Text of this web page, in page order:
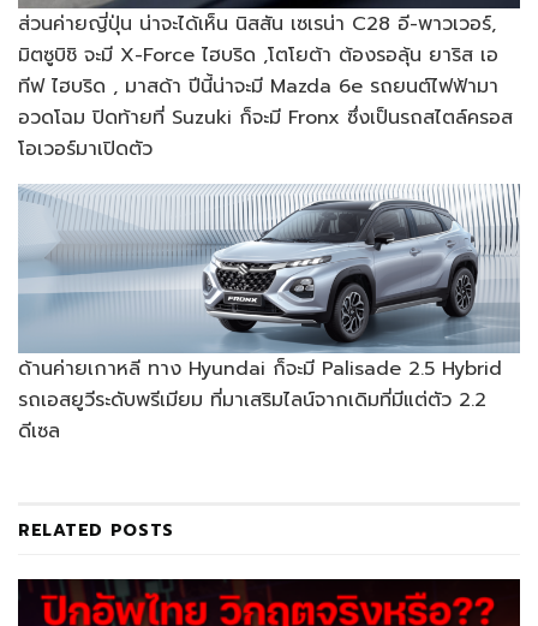
ส่วนค่ายญี่ปุ่น น่าจะได้เห็น นิสสัน เซเรน่า C28 อี-พาวเวอร์,
มิตซูบิชิ จะมี X-Force ไฮบริด ,โตโยต้า ต้องรอลุ้น ยาริส เอ
ทีฟ ไฮบริด , มาสด้า ปีนี้น่าจะมี Mazda 6e รถยนต์ไฟฟ้ามา
อวดโฉม ปิดท้ายที่ Suzuki ก็จะมี Fronx ซึ่งเป็นรถสไตล์ครอส
โอเวอร์มาเปิดตัว
ด้านค่ายเกาหลี ทาง Hyundai ก็จะมี Palisade 2.5 Hybrid
รถเอสยูวีระดับพรีเมียม ที่มาเสริมไลน์จากเดิมที่มีแต่ตัว 2.2
ดีเซล
RELATED POSTS